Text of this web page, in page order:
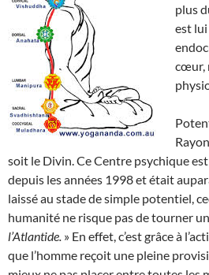
plus
est
cœur,
soit le Divin. Ce Centre psychique
depuis les années 1998 et était
laissé au stade de simple potentiel,
humanité ne risque pas de tourner un
l’Atlantide. » En effet, c’est grâce à
que l’homme reçoit une pleine